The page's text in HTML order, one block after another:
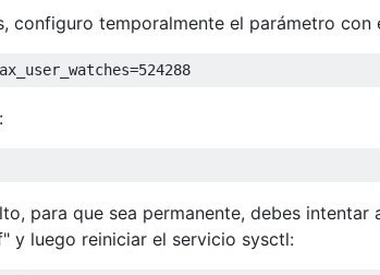
configuro temporalmente el parámetro con
524288
para que sea permanente, debes intentar
y luego reiniciar el servicio sysctl: